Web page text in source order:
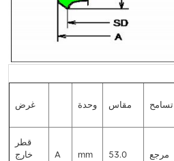
غرض وحدة مقاس تسامح
قطر
خارج
A mm 53.0 مرجع